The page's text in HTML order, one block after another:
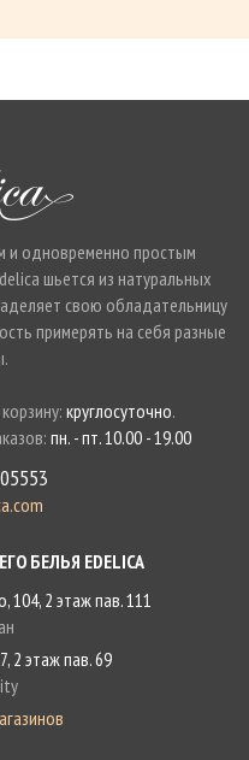
и одновременно простым
шьется из натуральных
свою обладательницу
примерять на себя разные
круглосуточно.
пн. - пт. 10.00 - 19.00
БЕЛЬЯ EDELICA
104, 2 этаж пав. 111
2 этаж пав. 69